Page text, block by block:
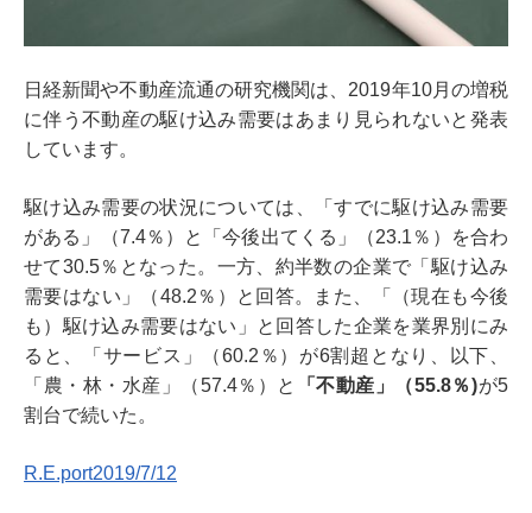
日経新聞や不動産流通の研究機関は、2019年10月の増税
に伴う不動産の駆け込み需要はあまり見られないと発表
しています。
駆け込み需要の状況については、「すでに駆け込み需要
がある」（7.4％）と「今後出てくる」（23.1％）を合わ
せて30.5％となった。一方、約半数の企業で「駆け込み
需要はない」（48.2％）と回答。また、「（現在も今後
も）駆け込み需要はない」と回答した企業を業界別にみ
ると、「サービス」（60.2％）が6割超となり、以下、
「農・林・水産」（57.4％）と
「不動産」（55.8％)が5
割台で続いた。
R.E.port2019/7/12